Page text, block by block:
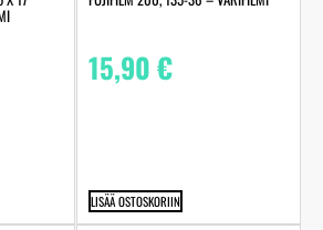
15,90€
LISÄÄ OSTOSKORIIN